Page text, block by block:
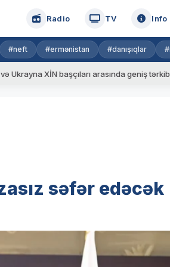
Radio TV Info
#neft #ermənistan #danışıqlar
başçıları arasında geniş tərkibdə görüş
səfər edəcək